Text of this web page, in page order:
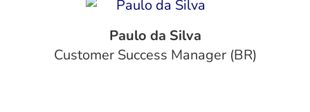
Paulo da Silva
Customer Success Manager (BR)